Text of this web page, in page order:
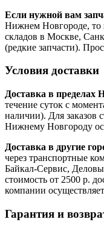
Если нужной вам
Нижнем Новгороде, то
складов в Москве,
(редкие запчасти).
Условия доставки
Доставка в пределах
течение суток с
наличии). Для заказов
Нижнему Новгороду
Доставка в другие
через транспортные
Байкал-Сервис,
стоимость от 2500 р.
компании
Гарантия и